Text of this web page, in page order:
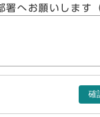
署へお願いします
確